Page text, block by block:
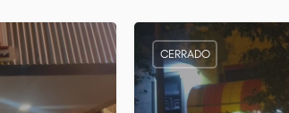
CERRADO